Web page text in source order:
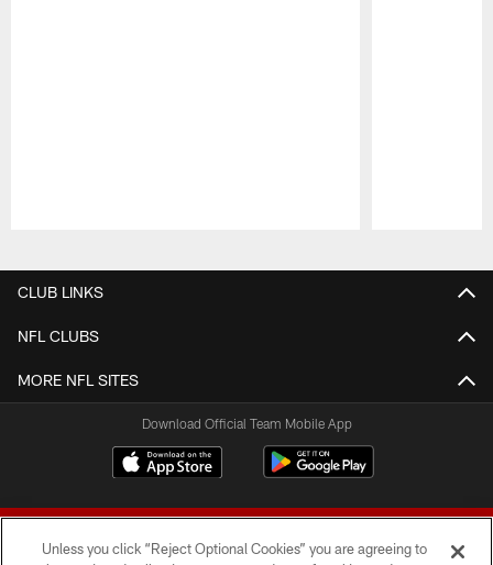
CLUB LINKS
NFL CLUBS
MORE NFL SITES
Download Official Team Mobile App
Unless you click “Reject Optional Cookies” you are agreeing to